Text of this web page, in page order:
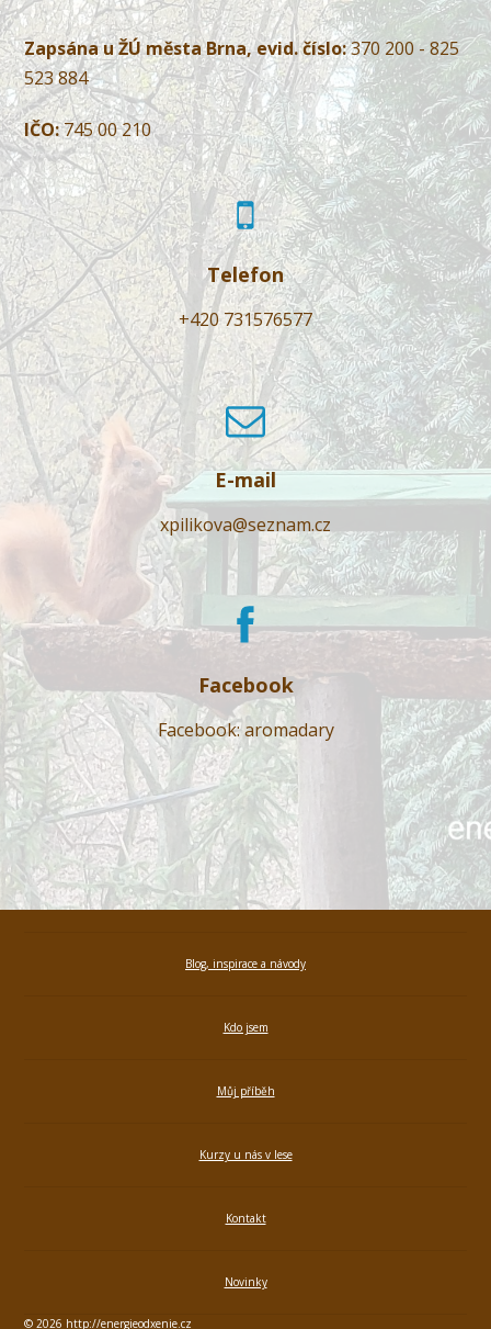
Zapsána u ŽÚ města Brna, evid. číslo:370 200 - 825
523 884
IČO:745 00 210
Telefon
+420 731576577
E-mail
xpilikova@seznam.cz
Facebook
Facebook: aromadary
Blog, inspirace a návody
Kdo jsem
Můj příběh
Kurzy u nás v lese
Kontakt
Novinky
© 2026 http://energieodxenie.cz